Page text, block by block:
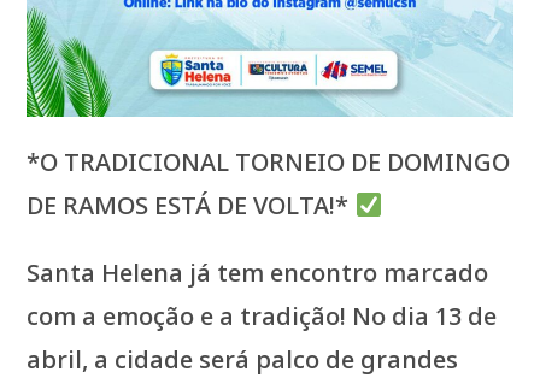
*O TRADICIONAL TORNEIO DE DOMINGO
DE RAMOS ESTÁ DE VOLTA!*
Santa Helena já tem encontro marcado
com a emoção e a tradição! No dia 13 de
abril, a cidade será palco de grandes